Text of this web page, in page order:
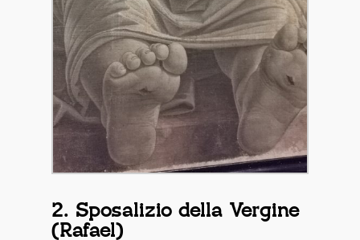
2. Sposalizio della Vergine
(Rafael)